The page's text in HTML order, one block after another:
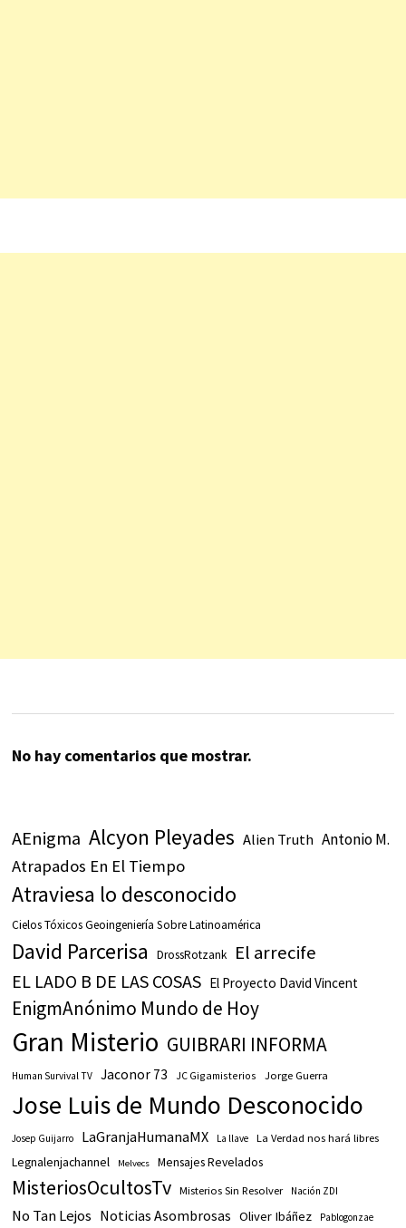
No hay comentarios que mostrar.
AEnigma Alcyon Pleyades Alien Truth Antonio M.
Atrapados En El Tiempo
Atraviesa lo desconocido
Cielos Tóxicos Geoingeniería Sobre Latinoamérica
David Parcerisa DrossRotzank El arrecife
EL LADO B DE LAS COSAS El Proyecto David Vincent
EnigmAnónimo Mundo de Hoy
Gran Misterio GUIBRARI INFORMA
Human Survival TV Jaconor 73 JC Gigamisterios Jorge Guerra
Jose Luis de Mundo Desconocido
Josep Guijarro LaGranjaHumanaMX La llave La Verdad nos hará libres
Legnalenjachannel Melvecs Mensajes Revelados
MisteriosOcultosTv Misterios Sin Resolver Nación ZDI
No Tan Lejos Noticias Asombrosas Oliver Ibáñez Pablogonzae